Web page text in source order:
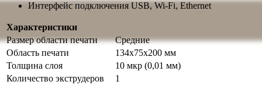
Интерфейс подключения USB, Wi-Fi, Ethernet
Характеристики
Размер области печати
Средние
Область печати
134х75x200 мм
Толщина слоя
10 мкр (0,01 мм)
Количество экструдеров
1